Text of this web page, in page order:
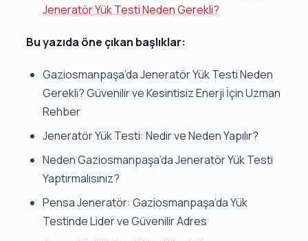
Jeneratör Yük Testi Neden Gerekli?
Bu yazıda öne çıkan başlıklar:
Gaziosmanpaşa’da Jeneratör Yük Testi Neden
Gerekli? Güvenilir ve Kesintisiz Enerji İçin Uzman
Rehber
Jeneratör Yük Testi: Nedir ve Neden Yapılır?
Neden Gaziosmanpaşa’da Jeneratör Yük Testi
Yaptırmalısınız?
Pensa Jeneratör: Gaziosmanpaşa’da Yük
Testinde Lider ve Güvenilir Adres